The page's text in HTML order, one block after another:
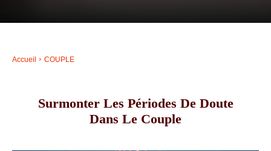
Accueil COUPLE
Surmonter Les Périodes De Doute
Dans Le Couple